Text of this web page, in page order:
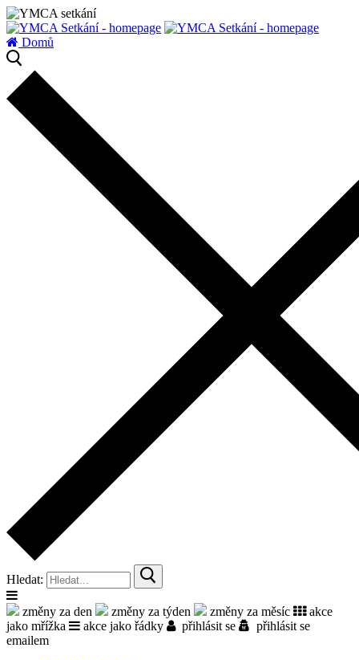
Domů
Hledat:
změny za den změny za týden změny za měsíc
akce
jako mřížka
akce jako řádky přihlásit se
přihlásit se
emailem
zatížení serveru